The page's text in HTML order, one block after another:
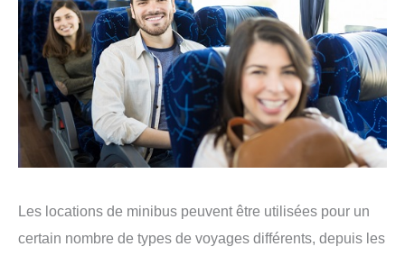
Les locations de minibus peuvent être utilisées pour un
certain nombre de types de voyages différents, depuis les